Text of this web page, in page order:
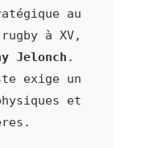
au
à XV,
Jelonch .
exige un
et